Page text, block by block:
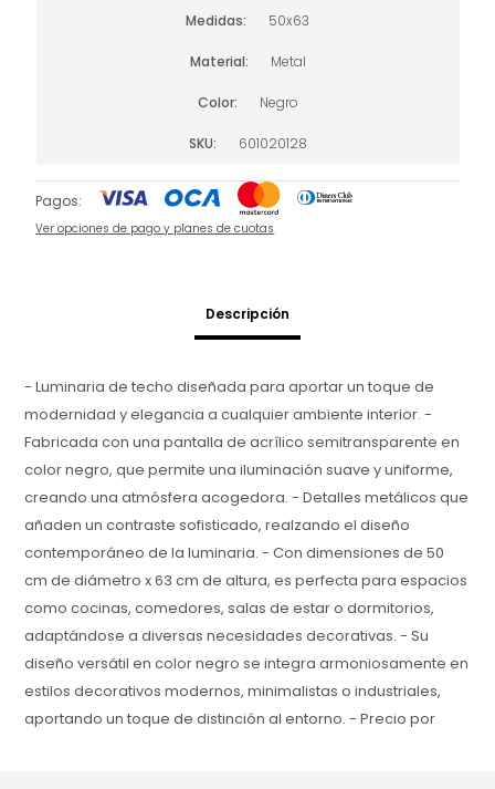
Medidas 50x63
Material Metal
Color Negro
SKU 601020128
Pagos:
Ver opciones de pago y planes de cuotas
Descripción
- Luminaria de techo diseñada para aportar un toque de
modernidad y elegancia a cualquier ambiente interior. -
Fabricada con una pantalla de acrílico semitransparente en
color negro, que permite una iluminación suave y uniforme,
creando una atmósfera acogedora. - Detalles metálicos que
añaden un contraste sofisticado, realzando el diseño
contemporáneo de la luminaria. - Con dimensiones de 50
cm de diámetro x 63 cm de altura, es perfecta para espacios
como cocinas, comedores, salas de estar o dormitorios,
adaptándose a diversas necesidades decorativas. - Su
diseño versátil en color negro se integra armoniosamente en
estilos decorativos modernos, minimalistas o industriales,
aportando un toque de distinción al entorno. - Precio por